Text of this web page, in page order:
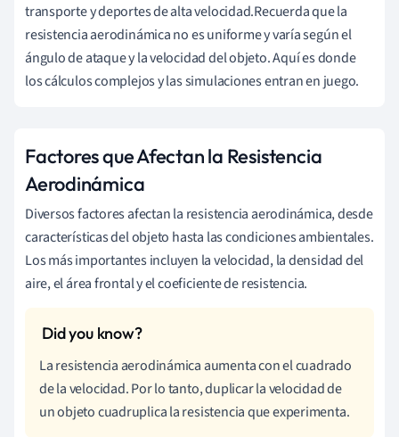
transporte y deportes de alta velocidad.Recuerda que la
resistencia aerodinámica no es uniforme y varía según el
ángulo de ataque y la velocidad del objeto. Aquí es donde
los cálculos complejos y las simulaciones entran en juego.
Factores que Afectan la Resistencia
Aerodinámica
Diversos factores afectan la resistencia aerodinámica, desde
características del objeto hasta las condiciones ambientales.
Los más importantes incluyen la velocidad, la densidad del
aire, el área frontal y el coeficiente de resistencia.
La resistencia aerodinámica aumenta con el cuadrado
de la velocidad. Por lo tanto, duplicar la velocidad de
un objeto cuadruplica la resistencia que experimenta.